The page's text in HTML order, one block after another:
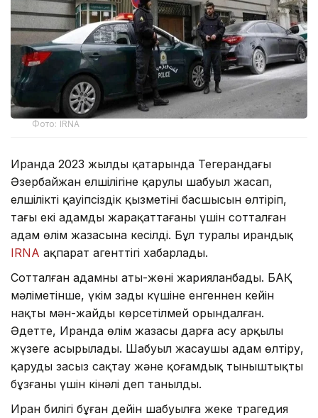
Фото: IRNA
Иранда 2023 жылдың қаңтарында Тегерандағы
Әзербайжан елшілігіне қарулы шабуыл жасап,
елшіліктің қауіпсіздік қызметінің басшысын өлтіріп,
тағы екі адамды жарақаттағаны үшін сотталған
адам өлім жазасына кесілді. Бұл туралы ирандық
IRNA ақпарат агенттігі хабарлады.
Сотталған адамның аты-жөні жарияланбады. БАҚ
мәліметінше, үкім заңды күшіне енгеннен кейін
нақты мән-жайды көрсетілмей орындалған.
Әдетте, Иранда өлім жазасы дарға асу арқылы
жүзеге асырылады. Шабуыл жасаушы адам өлтіру,
қаруды заңсыз сақтау және қоғамдық тыныштықты
бұзғаны үшін кінәлі деп танылды.
Иран билігі бұған дейін шабуылға жеке трагедия